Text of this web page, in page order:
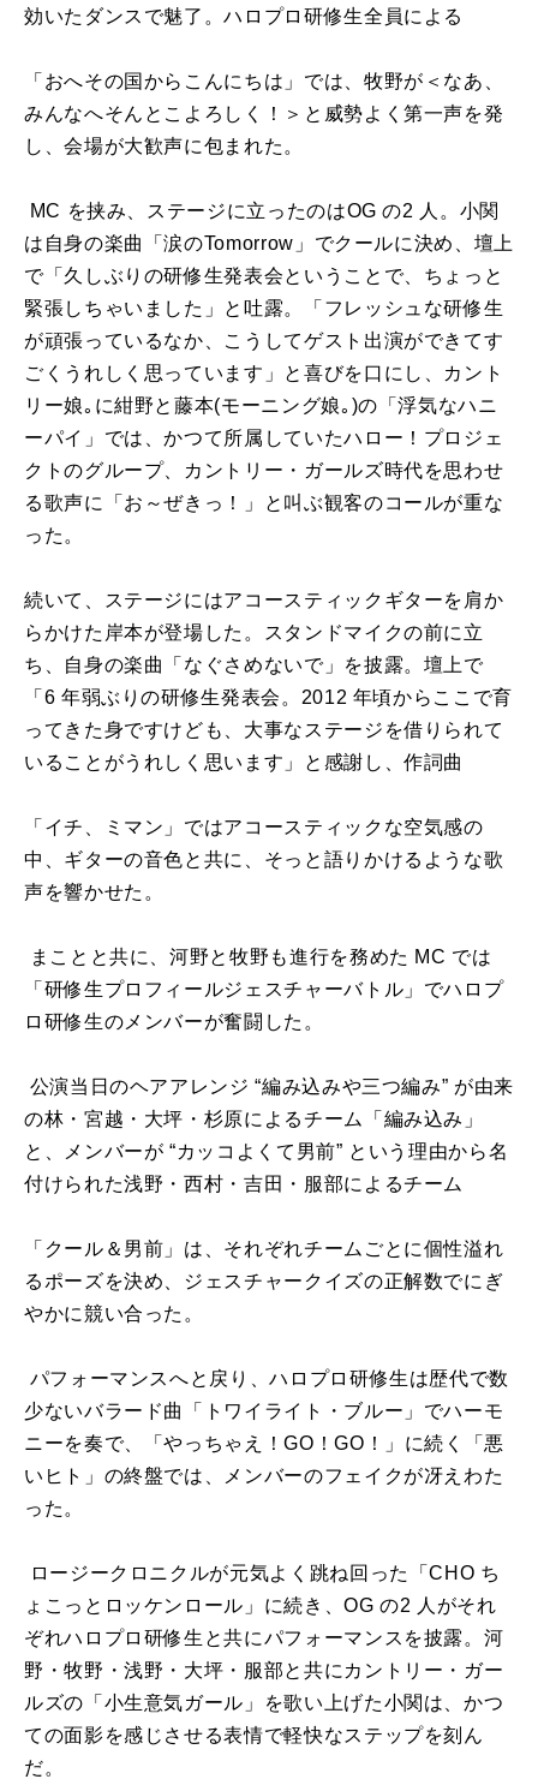
効いたダンスで魅了。ハロプロ研修生全員による
「おへその国からこんにちは」では、牧野が＜なあ、
みんなへそんとこよろしく！＞と威勢よく第一声を発
し、会場が大歓声に包まれた。
MC を挟み、ステージに立ったのはOG の2 人。小関
は自身の楽曲「涙のTomorrow 」でクールに決め、壇上
で「久しぶりの研修生発表会ということで、ちょっと
緊張しちゃいました」と吐露。「フレッシュな研修生
が頑張っているなか、こうしてゲスト出演ができてす
ごくうれしく思っています」と喜びを口にし、カント
リー娘｡に紺野と藤本(モーニング娘｡ )の「浮気なハニ
ーパイ」では、かつて所属していたハロー！プロジェ
クトのグループ、カントリー・ガールズ時代を思わせ
る歌声に「お～ぜきっ！」と叫ぶ観客のコールが重な
った。
続いて、ステージにはアコースティックギターを肩か
らかけた岸本が登場した。スタンドマイクの前に立
ち、自身の楽曲「なぐさめないで」を披露。壇上で
「 6 年弱ぶりの研修生発表会。 2012 年頃からここで育
ってきた身ですけども、大事なステージを借りられて
いることがうれしく思います」と感謝し、作詞曲
「イチ、ミマン」ではアコースティックな空気感の
中、ギターの音色と共に、そっと語りかけるような歌
声を響かせた。
まことと共に、河野と牧野も進行を務めた MC では
「研修生プロフィールジェスチャーバトル」でハロプ
ロ研修生のメンバーが奮闘した。
公演当日のヘアアレンジ “編み込みや三つ編み” が由来
の林・宮越・大坪・杉原によるチーム「編み込み」
と、メンバーが “カッコよくて男前” という理由から名
付けられた浅野・西村・吉田・服部によるチーム
「クール＆男前」は、それぞれチームごとに個性溢れ
るポーズを決め、ジェスチャークイズの正解数でにぎ
やかに競い合った。
パフォーマンスへと戻り、ハロプロ研修生は歴代で数
少ないバラード曲「トワイライト・ブルー」でハーモ
ニーを奏で、「やっちゃえ！GO ！GO ！」に続く「悪
いヒト」の終盤では、メンバーのフェイクが冴えわた
った。
ロージークロニクルが元気よく跳ね回った「CHO ち
ょこっとロッケンロール」に続き、OG の2 人がそれ
ぞれハロプロ研修生と共にパフォーマンスを披露。河
野・牧野・浅野・大坪・服部と共にカントリー・ガー
ルズの「小生意気ガール」を歌い上げた小関は、かつ
ての面影を感じさせる表情で軽快なステップを刻ん
だ。